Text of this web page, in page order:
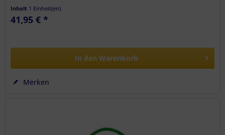
Inhalt 1 Einheit(en)
41,95 € *
In den Warenkorb
Merken